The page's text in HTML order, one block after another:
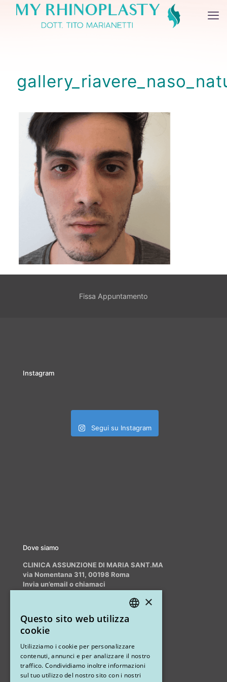
Fissa Appuntamento
Instagram
Segui su Instagram
Dove siamo
CLINICA ASSUNZIONE DI MARIA SANT.MA
via Nomentana 311, 00198 Roma
Invia un’email o chiamaci
Altri studi
STUDIO MARIANETTI MED
via Sandro Pertini 26, 67051 Avezzano (AQ)
×
Questo sito web utilizza
cookie
Utilizziamo i cookie per personalizzare
contenuti, annunci e per analizzare il nostro
traffico. Condividiamo inoltre informazioni
sul tuo utilizzo del nostro sito con i nostri